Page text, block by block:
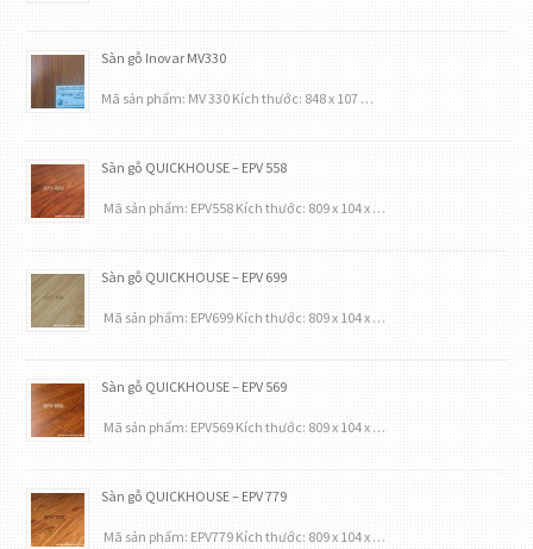
Sàn gỗ Inovar MV330
Mã sản phẩm: MV 330 Kích thước: 848 x 107 …
Sàn gỗ QUICKHOUSE – EPV 558
Mã sản phẩm: EPV558 Kích thước: 809 x 104 x …
Sàn gỗ QUICKHOUSE – EPV 699
Mã sản phẩm: EPV699 Kích thước: 809 x 104 x …
Sàn gỗ QUICKHOUSE – EPV 569
Mã sản phẩm: EPV569 Kích thước: 809 x 104 x …
Sàn gỗ QUICKHOUSE – EPV 779
Mã sản phẩm: EPV779 Kích thước: 809 x 104 x …